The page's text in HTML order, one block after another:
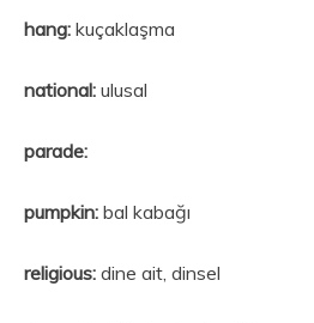
hang: kuçaklaşma
national: ulusal
parade:
pumpkin: bal kabağı
religious: dine ait, dinsel